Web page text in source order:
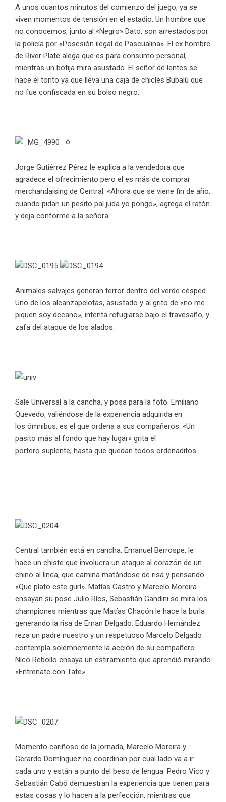
A unos cuantos minutos del comienzo del juego, ya se
viven momentos de tensión en el estadio. Un hombre que
no conocemos, junto al «Negro» Dato, son arrestados por
la policía por «Posesión ilegal de Pascualina». El ex hombre
de River Plate alega que es para consumo personal,
mientras un botija mira asustado. El señor de lentes se
hace el tonto ya que lleva una caja de chicles Bubalú que
no fue confiscada en su bolso negro.
ó
Jorge Gutiérrez Pérez le explica a la vendedora que
agradece el ofrecimiento pero el es más de comprar
merchandaising de Central. «Ahora que se viene fin de año,
cuando pidan un pesito pal juda yo pongo», agrega el ratón
y deja conforme a la señora.
Animales salvajes generan terror dentro del verde césped.
Uno de los alcanzapelotas, asustado y al grito de «no me
piquen soy decano», intenta refugiarse bajo el travesaño, y
zafa del ataque de los alados.
Sale Universal a la cancha, y posa para la foto. Emiliano
Quevedo, valiéndose de la experiencia adquirida en
los ómnibus, es el que ordena a sus compañeros. «Un
pasito más al fondo que hay lugar» grita el
portero suplente, hasta que quedan todos ordenaditos.
Central también está en cancha. Emanuel Berrospe, le
hace un chiste que involucra un ataque al corazón de un
chino al linea, que camina matándose de risa y pensando
«Que plato este gurí». Matías Castro y Marcelo Moreira
ensayan su pose Julio Ríos, Sebastián Gandini se mira los
championes mientras que Matías Chacón le hace la burla
generando la risa de Ernan Delgado. Eduardo Hernández
reza un padre nuestro y un respetuoso Marcelo Delgado
contempla solemnemente la acción de su compañero.
Nico Rebollo ensaya un estiramiento que aprendió mirando
«Entrenate con Tate».
Momento cariñoso de la jornada, Marcelo Moreira y
Gerardo Domínguez no coordinan por cual lado va a ir
cada uno y están a punto del beso de lengua. Pedro Vico y
Sebastián Cabó demuestran la experiencia que tienen para
estas cosas y lo hacen a la perfección, mientras que